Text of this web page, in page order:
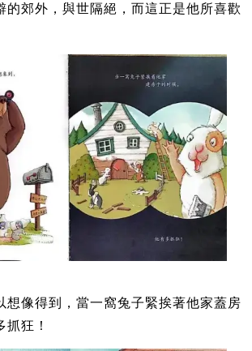
的郊外，與世隔絕，而這正是他所喜歡
想像得到，當一窩兔子緊挨著他家蓋房
狂！